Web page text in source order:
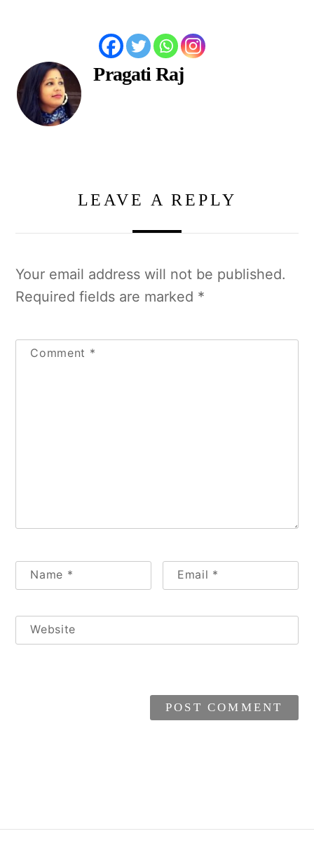
Pragati Raj
LEAVE A REPLY
Your email address will not be published.
Required fields are marked *
Comment *
Name * Email *
Website